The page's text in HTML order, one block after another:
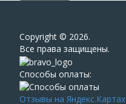
Сopyright © 2026.
Все права защищены.
Способы оплаты:
Отзывы на Яндекс.Картах